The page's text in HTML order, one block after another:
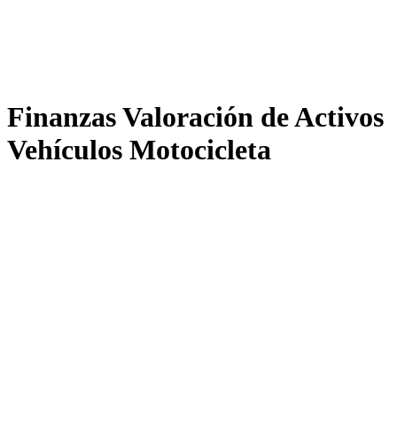
Finanzas Valoración de Activos
Vehículos Motocicleta